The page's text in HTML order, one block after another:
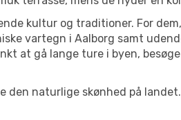
kultur og traditioner. For
vartegn i Aalborg samt
at gå lange ture i byen,
naturlige skønhed på